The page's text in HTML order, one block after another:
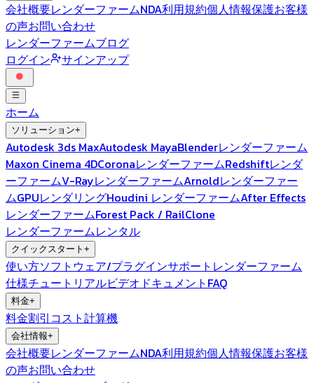
会社概要レンダーファームNDA利用規約個人情報保護お客様
の声お問い合わせ
レンダーファームブログ
ログイン
サインアップ
ホーム
ソリューション+
Autodesk 3ds MaxAutodesk MayaBlenderレンダーファーム
Maxon Cinema 4DCoronaレンダーファームRedshiftレンダ
ーファームV-RayレンダーファームArnoldレンダーファー
ムGPUレンダリングHoudini レンダーファームAfter Effects
レンダーファームForest Pack / RailClone
レンダーファームレンタル
クイックスタート +
使い方ソフトウェア/プラグインサポート レンダーファーム
仕様チュートリアルビデオ ドキュメント FAQ
料金+
料金割引 コスト計算機
会社情報+
会社概要レンダーファームNDA利用規約個人情報保護お客様
の声お問い合わせ